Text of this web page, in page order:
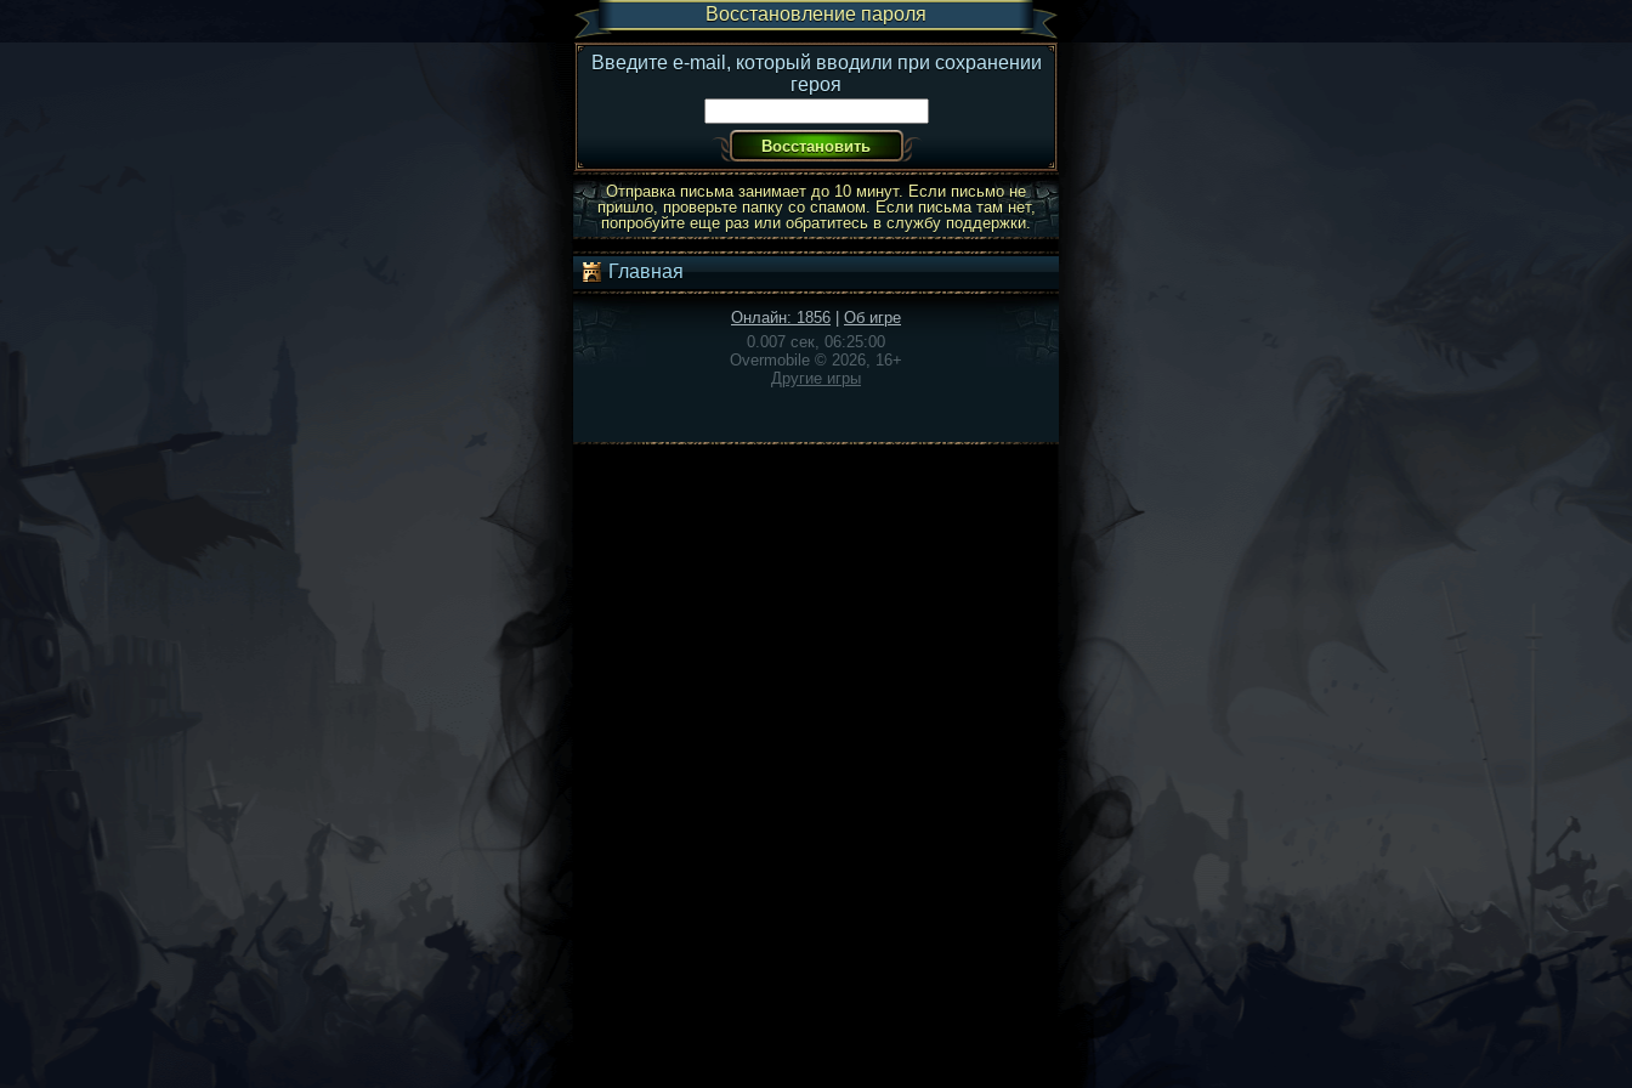
Восстановление пароля
Введите e-mail, который вводили при сохранении
героя
Отправка письма занимает до 10 минут. Если письмо не
пришло, проверьте папку со спамом. Если письма там нет,
попробуйте еще раз или обратитесь в службу поддержки.
Главная
Онлайн: 1856
Об игре
0.007 сек, 06:25:00
Overmobile © 2026, 16+
Другие игры